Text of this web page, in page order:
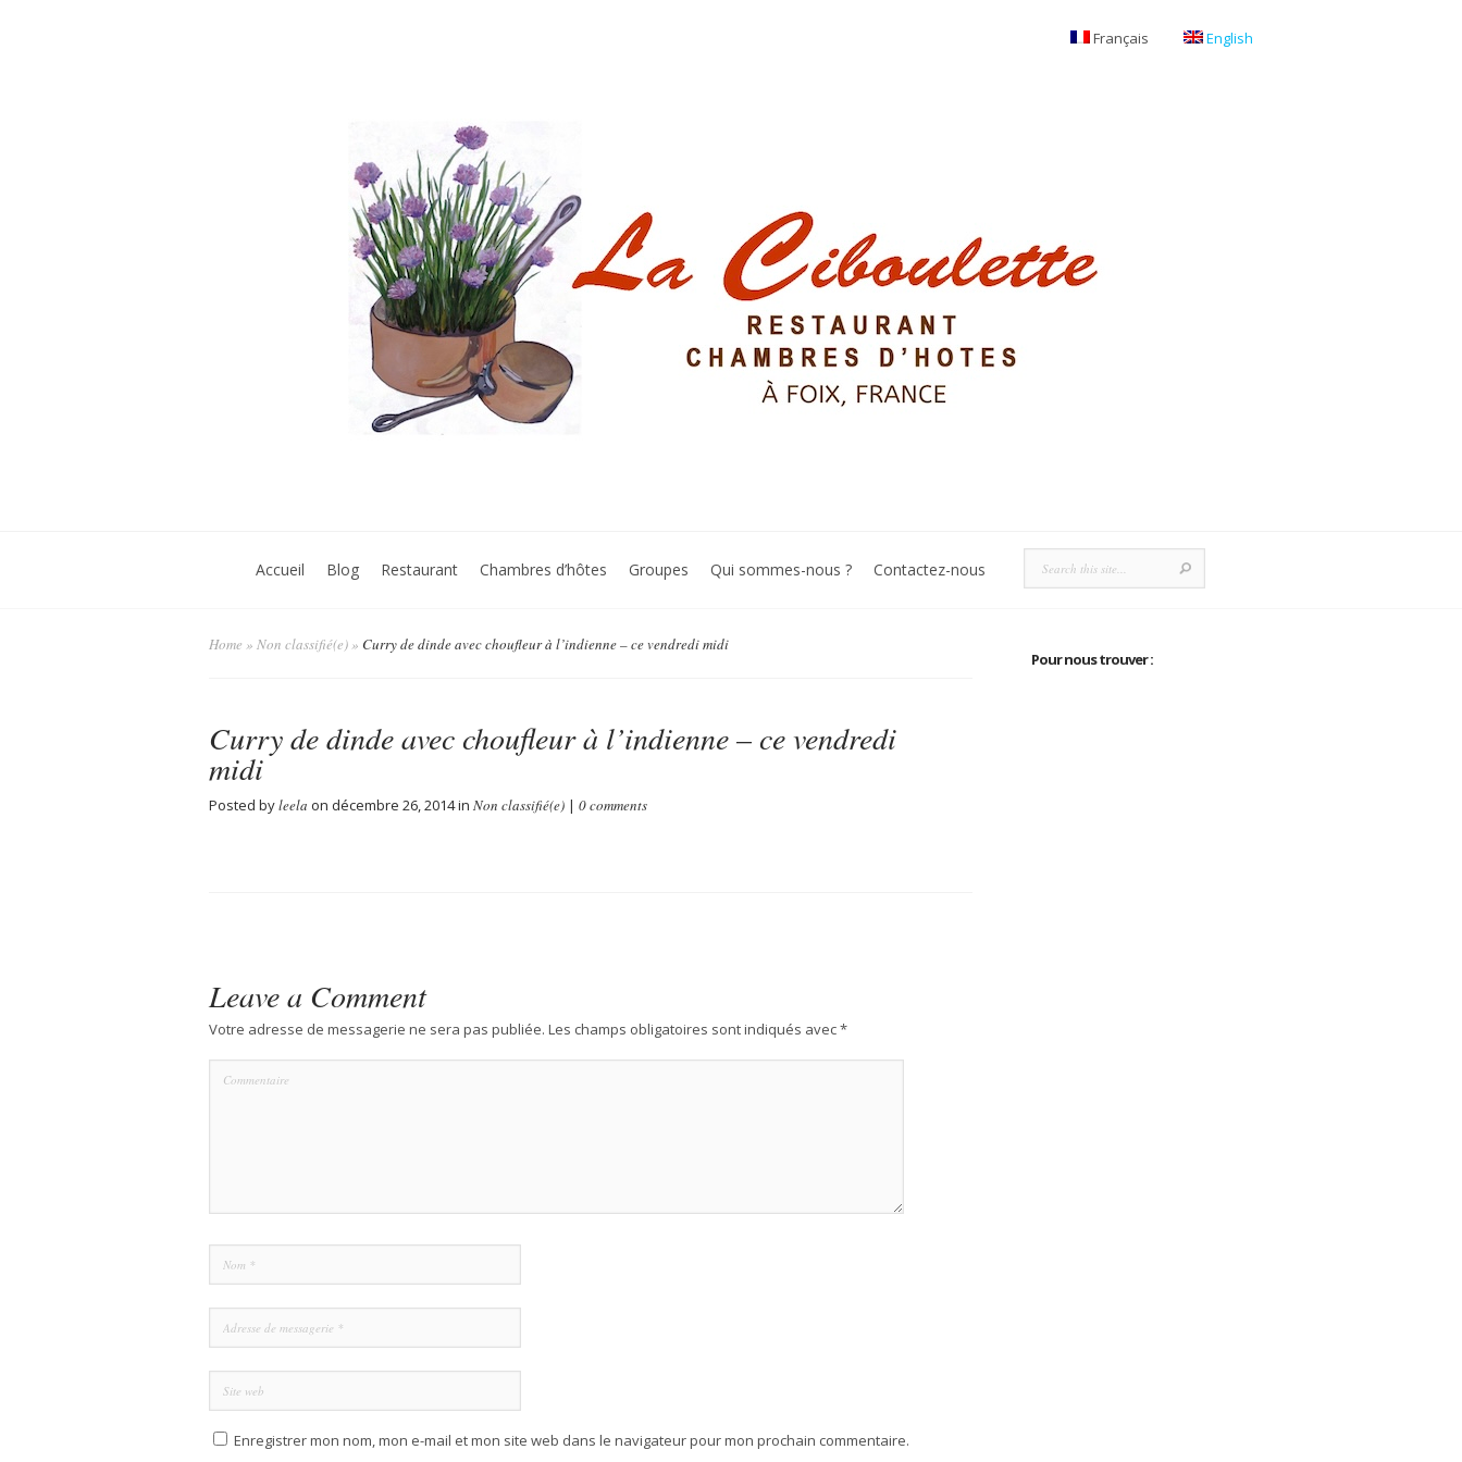
Français English
Accueil Blog Restaurant Chambres d’hôtes Groupes Qui sommes-nous ? Contactez-nous
Home » Non classifié(e)» Curry de dinde avec choufleur à l’indienne – ce vendredi midi
Curry de dinde avec choufleur à l’indienne – ce vendredi
midi
Posted byleela on décembre 26, 2014 in Non classifié(e) | 0 comments
Leave a Comment
Votre adresse de messagerie ne sera pas publiée. Les champs obligatoires sont indiqués avec*
Enregistrer mon nom, mon e-mail et mon site web dans le navigateur pour mon prochain commentaire.
Pour nous trouver :